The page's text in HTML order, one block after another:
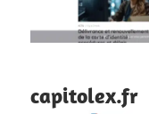
capitolex.fr